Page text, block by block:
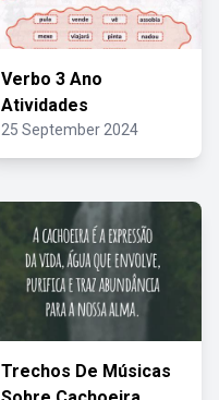
Verbo 3 Ano
Atividades
25 September 2024
Trechos De Músicas